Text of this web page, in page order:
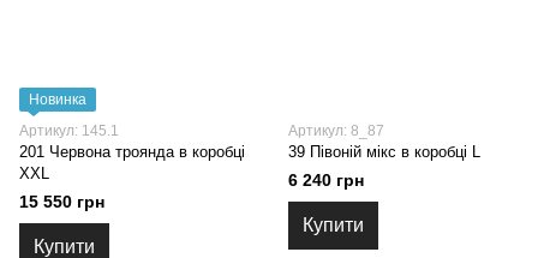
Новинка
Артикул: 145.1
201 Червона троянда в коробці
XXL
15 550 грн
Купити
Артикул: 8_87
39 Півоній мікс в коробці L
6 240 грн
Купити